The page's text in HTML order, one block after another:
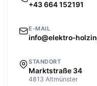
+43 664 152191
E-MAIL
info@elektro-
STANDORT
Marktstraße 34
4813 Altmünster